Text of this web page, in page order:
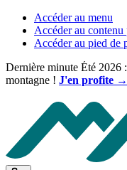
Accéder au menu
Accéder au
Accéder au pied de
Dernière minute Été 2026
montagne ! J'en profite →